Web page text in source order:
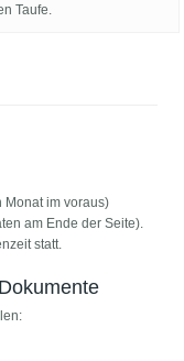
Taufe.
Monat im voraus)
am Ende der Seite).
statt.